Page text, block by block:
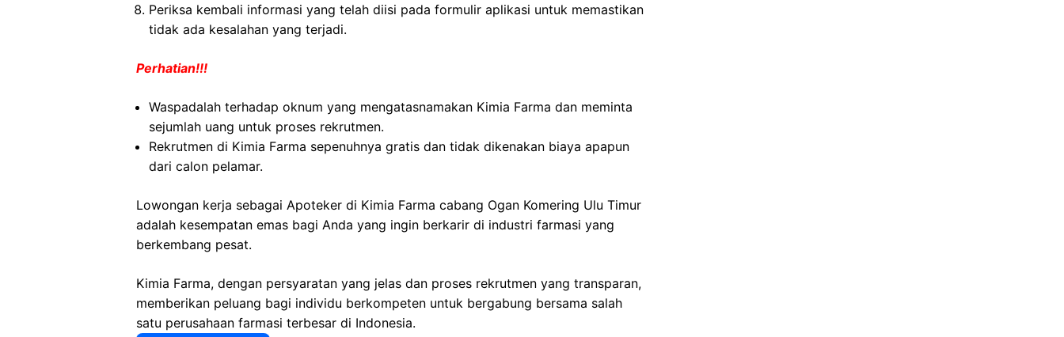
Periksa kembali informasi yang telah diisi pada formulir aplikasi untuk memastikan
tidak ada kesalahan yang terjadi.
Perhatian!!!
Waspadalah terhadap oknum yang mengatasnamakan Kimia Farma dan meminta
sejumlah uang untuk proses rekrutmen.
Rekrutmen di Kimia Farma sepenuhnya gratis dan tidak dikenakan biaya apapun
dari calon pelamar.
Lowongan kerja sebagai Apoteker di Kimia Farma cabang Ogan Komering Ulu Timur
adalah kesempatan emas bagi Anda yang ingin berkarir di industri farmasi yang
berkembang pesat.
Kimia Farma, dengan persyaratan yang jelas dan proses rekrutmen yang transparan,
memberikan peluang bagi individu berkompeten untuk bergabung bersama salah
satu perusahaan farmasi terbesar di Indonesia.